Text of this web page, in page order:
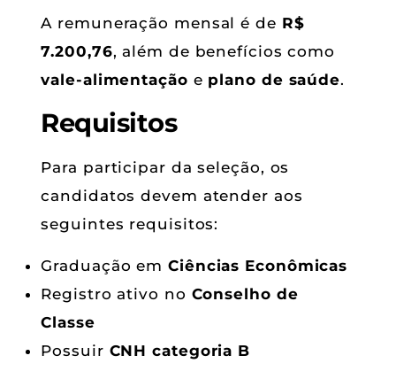
A remuneração mensal é de R$
7.200,76, além de benefícios como
vale-alimentação e plano de saúde.
Requisitos
Para participar da seleção, os
candidatos devem atender aos
seguintes requisitos:
Graduação emCiências Econômicas
Registro ativo no Conselho de
Classe
Possuir CNH categoria B